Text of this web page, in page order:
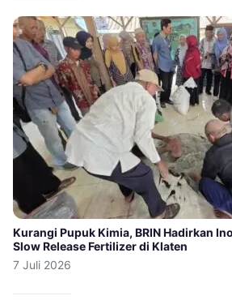
Kurangi Pupuk Kimia, BRIN Hadirkan
Slow Release Fertilizer di Klaten
7 Juli 2026